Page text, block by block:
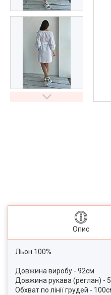
Опис
Льон 100%.
Довжина виробу - 92см
Довжина рукава (реглан) -
Обхват по лінії грудей -